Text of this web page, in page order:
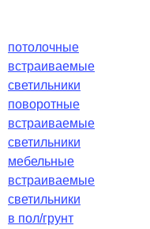
потолочные
встраиваемые
светильники
поворотные
встраиваемые
светильники
мебельные
встраиваемые
светильники
в пол/грунт